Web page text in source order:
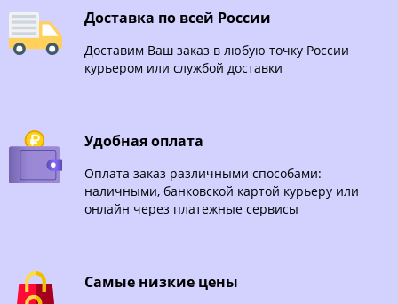
Доставка по всей России
Доставим Ваш заказ в любую точку России
курьером или службой доставки
Удобная оплата
Оплата заказ различными способами:
наличными, банковской картой курьеру или
онлайн через платежные сервисы
Самые низкие цены